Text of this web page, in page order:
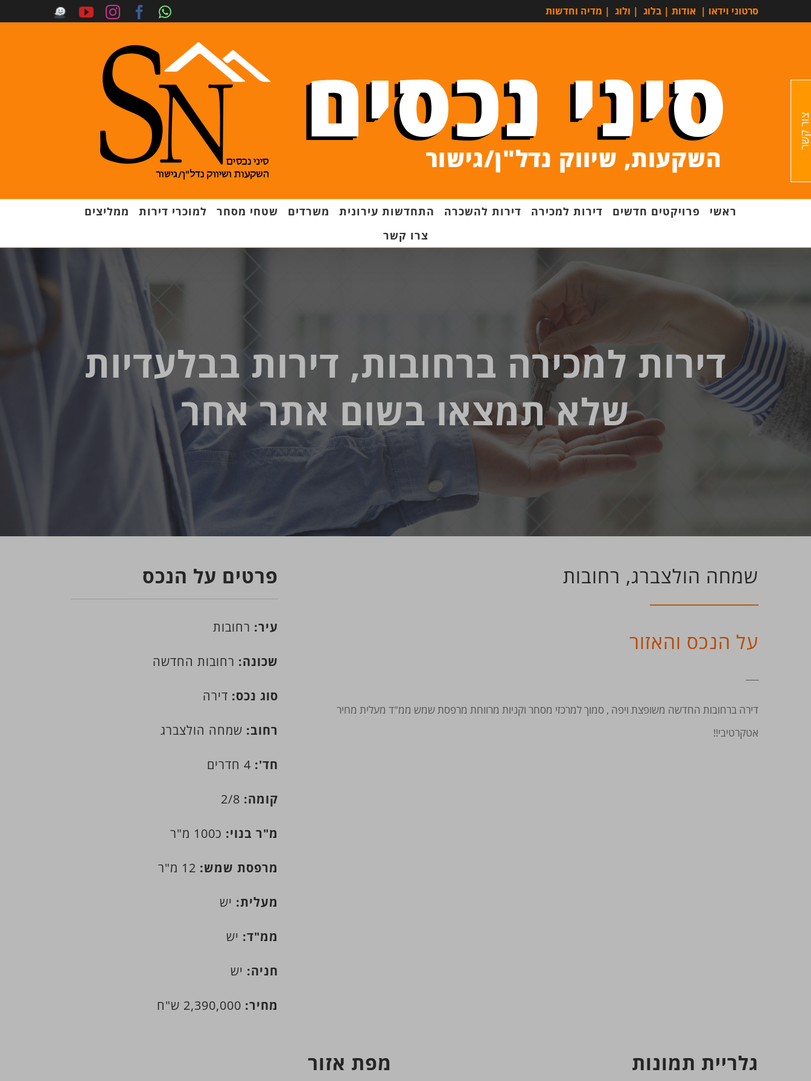
סרטוני וידאו | אודות | בלוג | ולוג | מדיה וחדשות
ראשי פרויקטים חדשים דירות למכירה דירות להשכרה התחדשות עירונית משרדים שטחי מסחר למוכרי דירות
ממליצים
צרו קשר
דירות למכירה ברחובות, דירות בבלעדיות
שלא תמצאו בשום אתר אחר
שמחה הולצברג, רחובות
על הנכס והאזור
דירה ברחובות החדשה משופצת ויפה , סמוך למרכזי מסחר וקניות מרווחת מרפסת שמש ממ"ד מעלית מחיר
אטקרטיבי!!
פרטים על הנכס
עיר: רחובות
שכונה: רחובות החדשה
סוג נכס: דירה
רחוב: שמחה הולצברג
חד':
קומה:
מ"ר בנוי: כ100 מ"ר
מרפסת שמש:
מעלית: יש
ממ"ד: יש
חניה: יש
מחיר:
גלריית תמונות מפת אזור
צור קשר